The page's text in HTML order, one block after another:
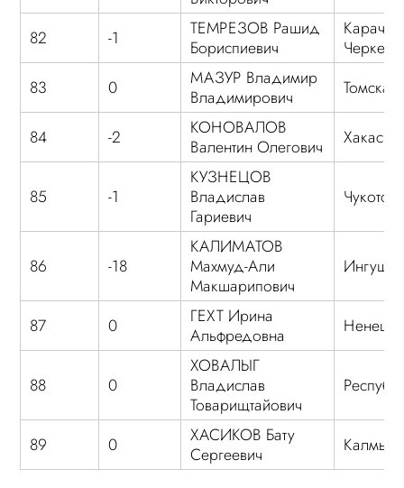
82 -1
ТЕМРЕЗОВ Рашид
Бориспиевич
83
0
МАЗУР Владимир
Владимирович
84 -2
КОНОВАЛОВ
Валентин Олегович
Хакасия
85 -1
КУЗНЕЦОВ
Владислав
Гариевич
86 -18
КАЛИМАТОВ
Махмуд-Али
Макшарипович
87 0
ГЕХТ Ирина
Альфредовна
88 0
ХОВАЛЫГ
Владислав
Товарищтайович
89 0
ХАСИКОВ Бату
Сергеевич